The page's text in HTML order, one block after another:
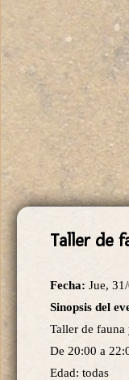
Taller de
Fecha: Jue,
Sinopsis del
Taller de fauna
De 20:00 a
Edad: todas